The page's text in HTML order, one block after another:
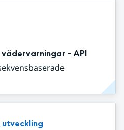
- API
utveckling